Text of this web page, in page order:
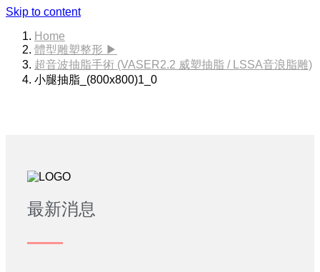
Skip to content
Home
體型雕塑整形 ▶
超音波抽脂手術 (VASER2.2 威塑抽脂 / LSSA音浪脂雕)
小腿抽脂_(800x800)1_0
最新消息